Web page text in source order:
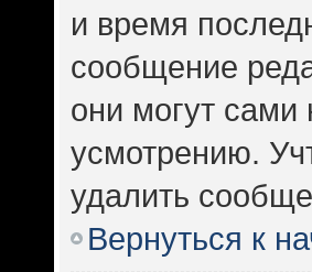
и время
сообщение
они могут сами
усмотрению.
удалить
Вернуться к